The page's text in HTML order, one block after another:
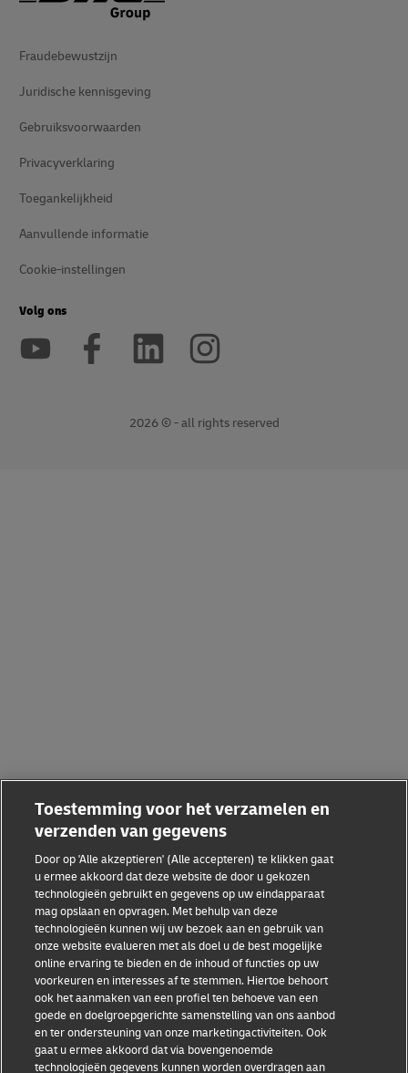
Fraudebewustzijn
Juridische kennisgeving
Gebruiksvoorwaarden
Privacyverklaring
Toegankelijkheid
Aanvullende informatie
Cookie-instellingen
Volg ons
2026 © - all rights reserved
Toestemming voor het verzamelen en
verzenden van gegevens
Door op 'Alle akzeptieren' (Alle accepteren) te klikken gaat
u ermee akkoord dat deze website de door u gekozen
technologieën gebruikt en gegevens op uw eindapparaat
mag opslaan en opvragen. Met behulp van deze
technologieën kunnen wij uw bezoek aan en gebruik van
onze website evalueren met als doel u de best mogelijke
online ervaring te bieden en de inhoud of functies op uw
voorkeuren en interesses af te stemmen. Hiertoe behoort
ook het aanmaken van een profiel ten behoeve van een
goede en doelgroepgerichte samenstelling van ons aanbod
en ter ondersteuning van onze marketingactiviteiten. Ook
gaat u ermee akkoord dat via bovengenoemde
technologieën gegevens kunnen worden overdragen aan